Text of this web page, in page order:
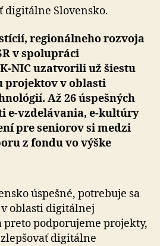
malých
v
aj
kultúry
digitálne Slovensko.
regionálneho rozvoja
v spolupráci
NIC uzatvorili už šiestu
projektov v oblasti
Až 26 úspešných
e-vzdelávania, e-kultúry
pre seniorov si medzi
z fondu vo výške
úspešné, potrebuje sa
oblasti digitálnej
podporujeme projekty,
digitálne